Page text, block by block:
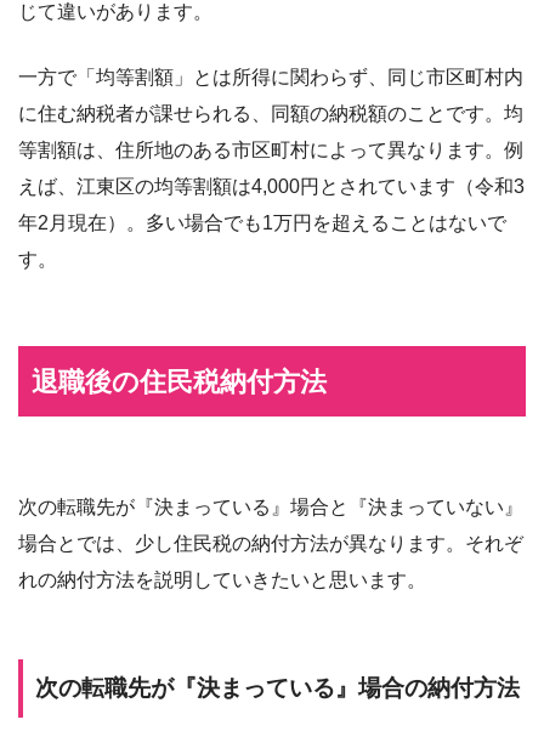
じて違いがあります。
一方で「均等割額」とは所得に関わらず、同じ市区町村内
に住む納税者が課せられる、同額の納税額のことです。均
等割額は、住所地のある市区町村によって異なります。例
えば、江東区の均等割額は4,000円とされています（令和3
年2月現在）。多い場合でも1万円を超えることはないで
す。
退職後の住民税納付方法
次の転職先が『決まっている』場合と『決まっていない』
場合とでは、少し住民税の納付方法が異なります。それぞ
れの納付方法を説明していきたいと思います。
次の転職先が『決まっている』場合の納付方法